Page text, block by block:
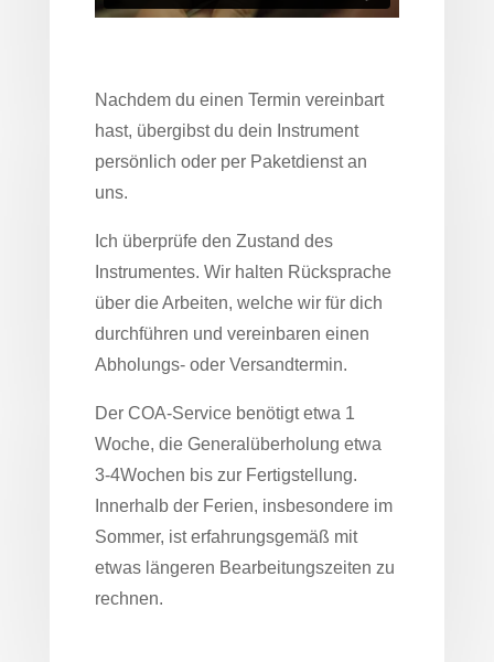
Nachdem du einen Termin vereinbart
hast, übergibst du dein Instrument
persönlich oder per Paketdienst an
uns.
Ich überprüfe den Zustand des
Instrumentes. Wir halten Rücksprache
über die Arbeiten, welche wir für dich
durchführen und vereinbaren einen
Abholungs- oder Versandtermin.
Der COA-Service benötigt etwa 1
Woche, die Generalüberholung etwa
3-4Wochen bis zur Fertigstellung.
Innerhalb der Ferien, insbesondere im
Sommer, ist erfahrungsgemäß mit
etwas längeren Bearbeitungszeiten zu
rechnen.